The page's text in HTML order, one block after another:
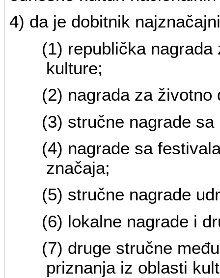
4) da je dobitnik
(1) republička
kulture;
(2) nagrada za životno
(3) stručne nagrade
(4) nagrade sa
značaja;
(5) stručne nagrade
(6) lokalne nagrade i
(7) druge stručne
priznanja iz oblasti